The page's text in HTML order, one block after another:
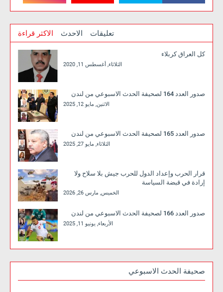
الاكثر قراءة الاحدث تعليقات
كل العراق كربلاء
الثلاثاء, أغسطس 11, 2020
صدور العدد 164 لصحيفة الحدث الاسبوعي من لندن
الاثنين, مايو 12, 2025
صدور العدد 165 لصحيفة الحدث الاسبوعي من لندن
الثلاثاء, مايو 27, 2025
قرار الحرب وإعداد الدول للحرب جيش بلا سلاح ولا
إرادة في قبضة السياسة
الخميس, مارس 26, 2026
صدور العدد 166 لصحيفة الحدث الاسبوعي من لندن
الأربعاء, يونيو 11, 2025
صحيفة الحدث الاسبوعي